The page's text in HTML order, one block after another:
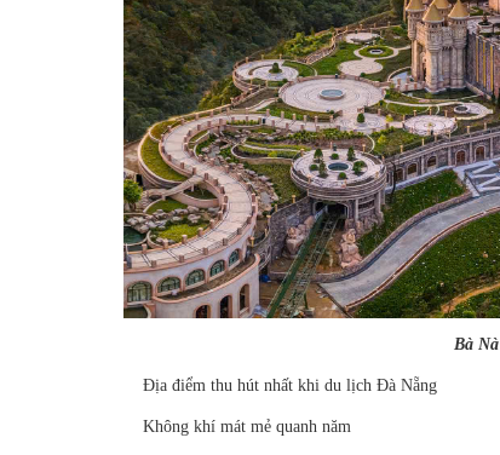
Bà
Địa điểm thu hút nhất khi du lịch Đà Nẵng
Không khí mát mẻ quanh năm